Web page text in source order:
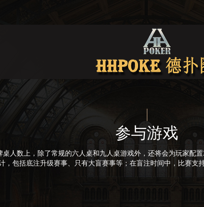
参与游戏
人数上，除了常规的六人桌和九人桌游戏外，还将会为玩家
，包括底注升级赛事、只有大盲赛事等；在盲注时间中，比赛支